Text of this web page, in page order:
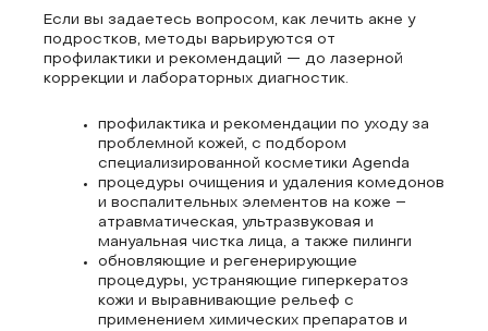
Если вы задаетесь вопросом, как лечить акне у
подростков, методы варьируются от
профилактики и рекомендаций — до лазерной
коррекции и лабораторных диагностик.
профилактика и рекомендации по уходу за
проблемной кожей, с подбором
специализированной косметики Agenda
процедуры очищения и удаления комедонов
и воспалительных элементов на коже –
атравматическая, ультразвуковая и
мануальная чистка лица, а также пилинги
обновляющие и регенерирующие
процедуры, устраняющие гиперкератоз
кожи и выравнивающие рельеф с
применением химических препаратов и